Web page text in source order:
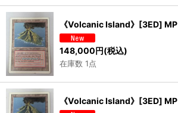
《Volcanic Island》[3ED] MP
148,000円(税込)
在庫数 1点
《Volcanic Island》[3ED] MP